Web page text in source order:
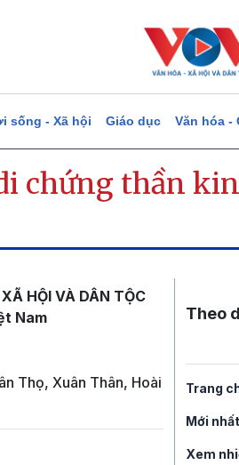
sống - Xã hội Giáo dục Văn hóa -
chứng thần
HỘI VÀ DÂN TỘC
Nam
Thọ, Xuân Thân, Hoài
Theo
Trang
Mới nhất
Xem